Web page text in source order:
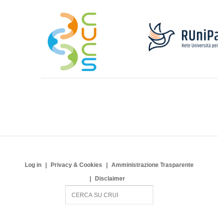
Log in Privacy & Cookies
Amministrazione Trasparente
Disclaimer